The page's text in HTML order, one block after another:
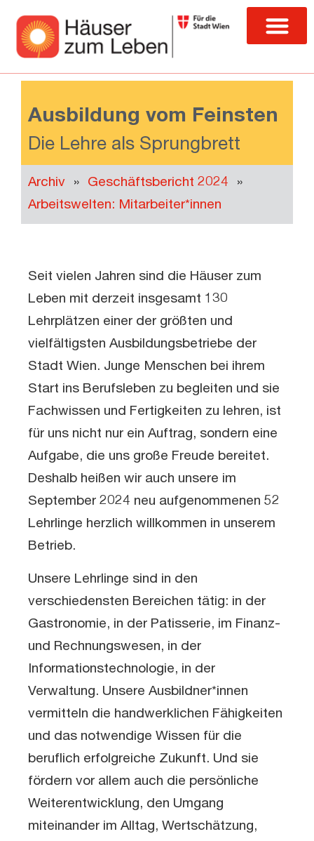
Ausbildung vom Feinsten
Die Lehre als Sprungbrett
Archiv » Geschäftsbericht 2024
»
Arbeitswelten: Mitarbeiter*innen
Seit vielen Jahren sind die Häuser zum
Leben mit derzeit insgesamt 130
Lehrplätzen einer der größten und
vielfältigsten Ausbildungsbetriebe der
Stadt Wien. Junge Menschen bei ihrem
Start ins Berufsleben zu begleiten und sie
Fachwissen und Fertigkeiten zu lehren, ist
für uns nicht nur ein Auftrag, sondern eine
Aufgabe, die uns große Freude bereitet.
Deshalb heißen wir auch unsere im
September 2024 neu aufgenommenen 52
Lehrlinge herzlich willkommen in unserem
Betrieb.
Unsere Lehrlinge sind in den
verschiedensten Bereichen tätig: in der
Gastronomie, in der Patisserie, im Finanz-
und Rechnungswesen, in der
Informationstechnologie, in der
Verwaltung. Unsere Ausbildner*innen
vermitteln die handwerklichen Fähigkeiten
und das notwendige Wissen für die
beruflich erfolgreiche Zukunft. Und sie
fördern vor allem auch die persönliche
Weiterentwicklung, den Umgang
miteinander im Alltag, Wertschätzung,